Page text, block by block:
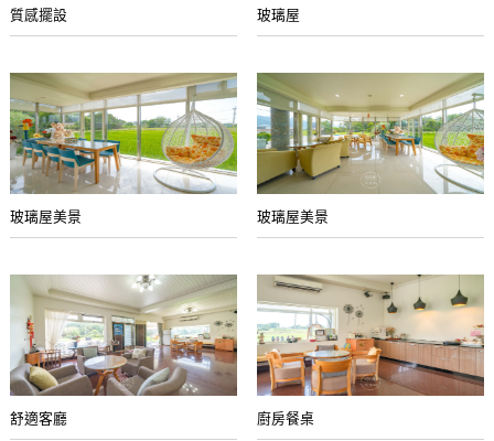
質感擺設 玻璃屋
玻璃屋美景 玻璃屋美景
舒適客廳 廚房餐桌